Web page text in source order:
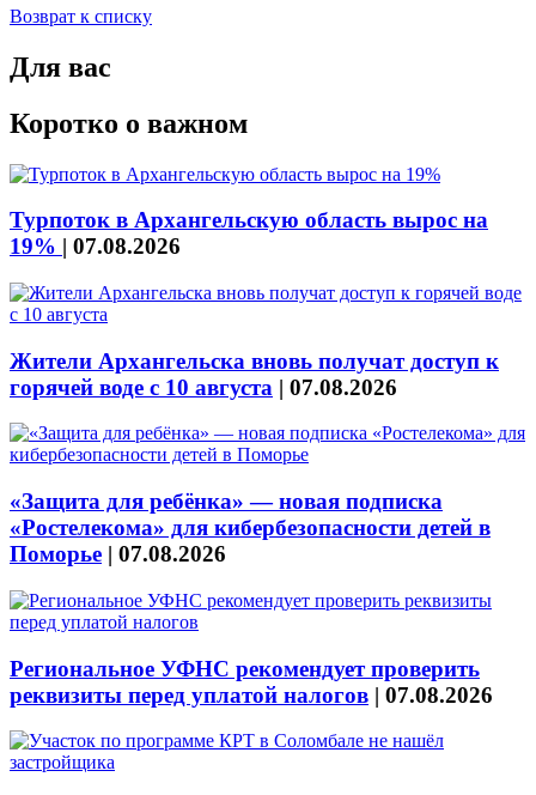
Возврат к списку
Для вас
Коротко о важном
Турпоток в Архангельскую область вырос на
19% | 07.08.2026
Жители Архангельска вновь получат доступ к
горячей воде с 10 августа | 07.08.2026
«Защита для ребёнка» — новая подписка
«Ростелекома» для кибербезопасности детей в
Поморье | 07.08.2026
Региональное УФНС рекомендует проверить
реквизиты перед уплатой налогов | 07.08.2026